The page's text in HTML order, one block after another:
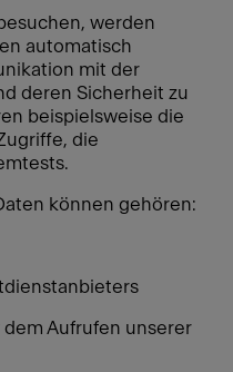
werden
automatisch
mit der
deren Sicherheit zu
beispielsweise die
die
können gehören:
Aufrufen unserer